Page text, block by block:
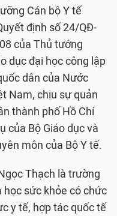
Cán bộ Y tế
định số 24/QĐ-
của Thủ tướng
dục đại học công lập
dân của Nước
Nam, chịu sự quản
thành phố Hồ Chí
của Bộ Giáo dục và
môn của Bộ Y tế.
Thạch là trường
học sức khỏe có chức
y tế, hợp tác quốc tế